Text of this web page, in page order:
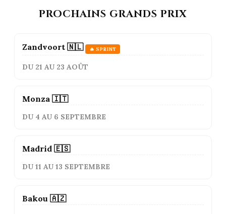
PROCHAINS GRANDS PRIX
Zandvoort 🇳🇱 🔥 SPRINT
DU 21 AU 23 AOÛT
Monza 🇮🇹
DU 4 AU 6 SEPTEMBRE
Madrid 🇪🇸
DU 11 AU 13 SEPTEMBRE
Bakou 🇦🇿